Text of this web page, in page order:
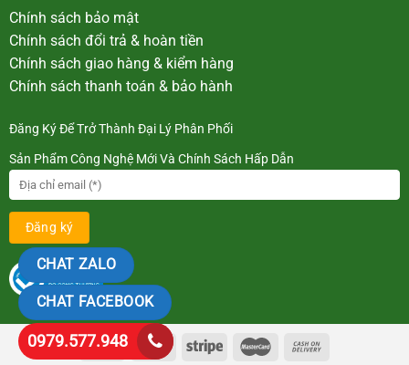
Chính sách bảo mật
Chính sách đổi trả & hoàn tiền
Chính sách giao hàng & kiểm hàng
Chính sách thanh toán & bảo hành
Đăng Ký Để Trở Thành Đại Lý Phân Phối
Sản Phẩm Công Nghệ Mới Và Chính Sách Hấp Dẫn
CHAT ZALO
CHAT FACEBOOK
0979.577.948